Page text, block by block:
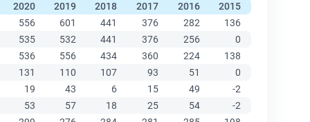
2020 2019 2018 2017 2016 2015